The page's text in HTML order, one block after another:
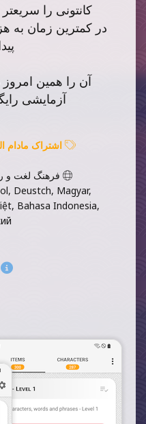
کانتونی را
در کمترین زمان به
آن را همین امروز
آزمایشی
اشتراک
فرهنگ لغت و
Deustch, Magyar,
Bahasa Indonesia,